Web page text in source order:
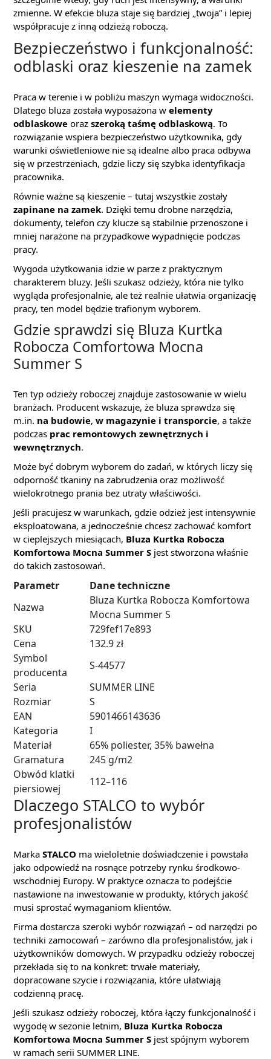
zmienne. W efekcie bluza staje się bardziej „twoja” i lepiej
współpracuje z inną odzieżą roboczą.
Bezpieczeństwo i funkcjonalność:
odblaski oraz kieszenie na zamek
Praca w terenie i w pobliżu maszyn wymaga widoczności.
Dlatego bluza została wyposażona w elementy
odblaskowe oraz szeroką taśmę odblaskową. To
rozwiązanie wspiera bezpieczeństwo użytkownika, gdy
warunki oświetleniowe nie są idealne albo praca odbywa
się w przestrzeniach, gdzie liczy się szybka identyfikacja
pracownika.
Równie ważne są kieszenie – tutaj wszystkie zostały
zapinane na zamek. Dzięki temu drobne narzędzia,
dokumenty, telefon czy klucze są stabilnie przenoszone i
mniej narażone na przypadkowe wypadnięcie podczas
pracy.
Wygoda użytkowania idzie w parze z praktycznym
charakterem bluzy. Jeśli szukasz odzieży, która nie tylko
wygląda profesjonalnie, ale też realnie ułatwia organizację
pracy, ten model będzie trafionym wyborem.
Gdzie sprawdzi się Bluza Kurtka
Robocza Comfortowa Mocna
Summer S
Ten typ odzieży roboczej znajduje zastosowanie w wielu
branżach. Producent wskazuje, że bluza sprawdza się
m.in. na budowie, w magazynie i transporcie, a także
podczas prac remontowych zewnętrznych i
wewnętrznych.
Może być dobrym wyborem do zadań, w których liczy się
odporność tkaniny na zabrudzenia oraz możliwość
wielokrotnego prania bez utraty właściwości.
Jeśli pracujesz w warunkach, gdzie odzież jest intensywnie
eksploatowana, a jednocześnie chcesz zachować komfort
w cieplejszych miesiącach, Bluza Kurtka Robocza
Komfortowa Mocna Summer S jest stworzona właśnie
do takich zastosowań.
Parametr
Dane techniczne
Nazwa
Bluza Kurtka Robocza Komfortowa
Mocna Summer S
SKU
729fef17e893
Cena
132.9 zł
Symbol
producenta
S-44577
Seria
SUMMER LINE
Rozmiar
S
EAN
5901466143636
Kategoria
I
Materiał
65% poliester, 35% bawełna
Gramatura
245 g/m2
Obwód klatki
piersiowej
112–116
Dlaczego STALCO to wybór
profesjonalistów
Marka STALCO ma wieloletnie doświadczenie i powstała
jako odpowiedź na rosnące potrzeby rynku środkowo-
wschodniej Europy. W praktyce oznacza to podejście
nastawione na inwestowanie w produkty, których jakość
musi sprostać wymaganiom klientów.
Firma dostarcza szeroki wybór rozwiązań – od narzędzi po
techniki zamocowań – zarówno dla profesjonalistów, jak i
użytkowników domowych. W przypadku odzieży roboczej
przekłada się to na konkret: trwałe materiały,
dopracowane szycie i rozwiązania, które ułatwiają
codzienną pracę.
Jeśli szukasz odzieży roboczej, która łączy funkcjonalność i
wygodę w sezonie letnim, Bluza Kurtka Robocza
Komfortowa Mocna Summer S jest spójnym wyborem
w ramach serii SUMMER LINE.